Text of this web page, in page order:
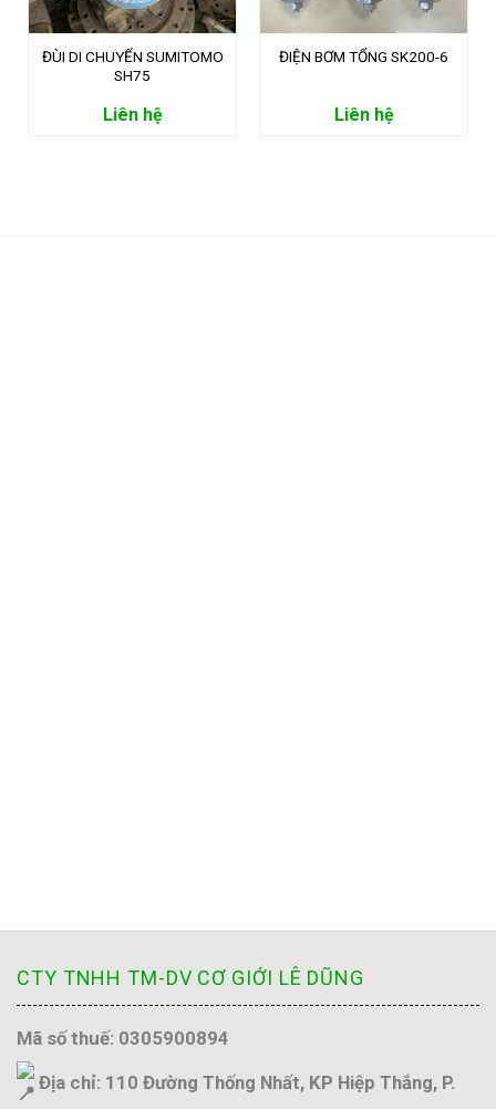
ĐÙI DI CHUYỂN SUMITOMO
SH75
Liên hệ
ĐIỆN BƠM TỔNG SK200-6
Liên hệ
CTY TNHH TM-DV CƠ GIỚI LÊ DŨNG
Mã số thuế: 0305900894
Địa chỉ: 110 Đường Thống Nhất, KP Hiệp Thắng, P.